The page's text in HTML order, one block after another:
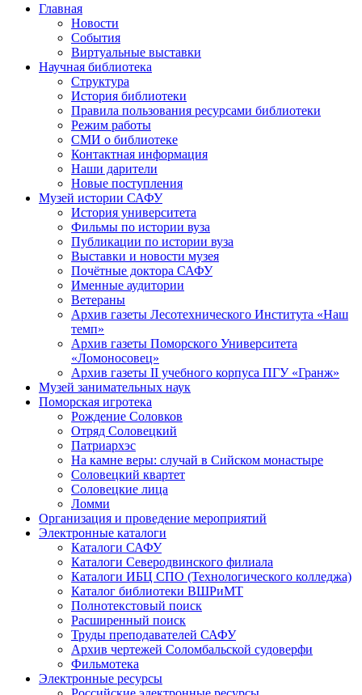
Главная
Новости
События
Виртуальные выставки
Научная библиотека
Структура
История библиотеки
Правила пользования ресурсами библиотеки
Режим работы
СМИ о библиотеке
Контактная информация
Наши дарители
Новые поступления
Музей истории САФУ
История университета
Фильмы по истории вуза
Публикации по истории вуза
Выставки и новости музея
Почётные доктора САФУ
Именные аудитории
Ветераны
Архив газеты Лесотехнического Института «Наш
темп»
Архив газеты Поморского Университета
«Ломоносовец»
Архив газеты II учебного корпуса ПГУ «Гранж»
Музей занимательных наук
Поморская игротека
Рождение Соловков
Отряд Соловецкий
Патриархэс
На камне веры: случай в Сийском монастыре
Соловецкий квартет
Соловецкие лица
Ломми
Организация и проведение мероприятий
Электронные каталоги
Каталоги САФУ
Каталоги Северодвинского филиала
Каталоги ИБЦ СПО (Технологического колледжа)
Каталог библиотеки ВШРиМТ
Полнотекстовый поиск
Расширенный поиск
Труды преподавателей САФУ
Архив чертежей Соломбальской судоверфи
Фильмотека
Электронные ресурсы